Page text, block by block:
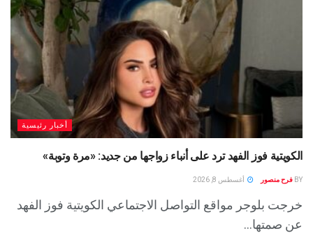
أخبار رئيسية
الكويتية فوز الفهد ترد على أنباء زواجها من جديد: «مرة وتوبة» ‏
BY فرح منصور أغسطس 8, 2026
خرجت بلوجر مواقع التواصل الاجتماعي الكويتية فوز الفهد
عن صمتها...